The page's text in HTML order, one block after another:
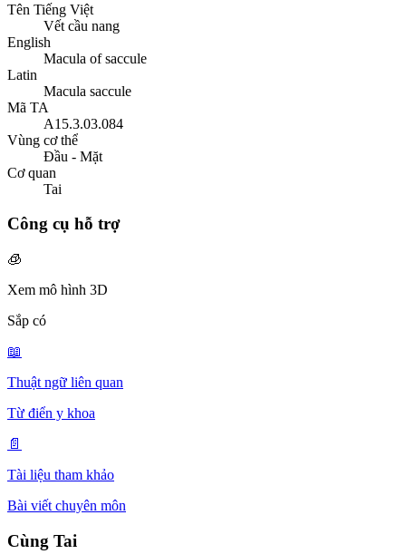
Tên Tiếng Việt
Vết cầu nang
English
Macula of saccule
Latin
Macula saccule
Mã TA
A15.3.03.084
Vùng cơ thể
Đầu - Mặt
Cơ quan
Tai
Công cụ hỗ trợ
🧊
Xem mô hình 3D
Sắp có
📖
Thuật ngữ liên quan
Từ điển y khoa
📄
Tài liệu tham khảo
Bài viết chuyên môn
Cùng Tai